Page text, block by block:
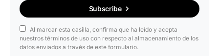
Subscribe
Al marcar esta casilla, confirma que ha leído y acepta
nuestros términos de uso con respecto al almacenamiento de los
datos enviados a través de este formulario.